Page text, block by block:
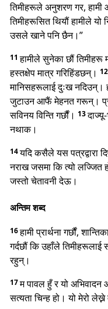
तिमीहरूले अनुशरण गर,
तिमीहरूसित थियौं हामीले यो
उसले खाने पनि छैन।”
11हामीले सुनेका छौं
हस्तक्षेप मात्र गरिहिंडछन्।
मानिसहरूलाई दुःख नदिउन्।
जुटाउन आफैं मेहनत गरून्।
सविनय विन्ति गर्छौं। 13
नथाक।
14यदि कसैले यस पत्रद्वारा
नराख जसमा कि त्यो लज्जित
जस्तो चेतावनी देऊ।
अन्तिम शब्द
16हामी प्रार्थना गर्छौं,
गर्दछौं कि उहाँले
रहुन्।
17मपावलहुँ र यो
सत्यता चिन्ह हो। यो मेरो लेख्ने